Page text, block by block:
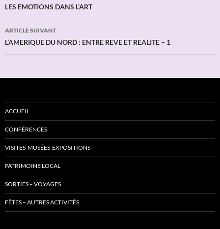
des
articles
LES EMOTIONS DANS L’ART
ARTICLE SUIVANT
L’AMERIQUE DU NORD : ENTRE REVE ET REALITE – 1
ACCUEIL
CONFÉRENCES
VISITES-MUSÉES-EXPOSITIONS
PATRIMOINE LOCAL
SORTIES – VOYAGES
FÊTES – AUTRES ACTIVITÉS